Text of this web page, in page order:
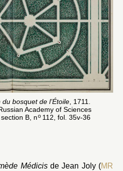
du bosquet de l’Étoile, 1711.
Academy of Sciences
B, no112, fol. 35v-36
Médicisde Jean Joly (MR